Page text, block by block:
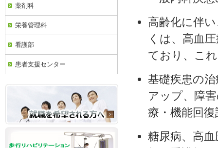
高齢化に伴
くは、高血
ており、こ
基礎疾患の
アップ、障
療・機能回
糖尿病、高
薬剤科
栄養管理科
看護部
患者支援センター